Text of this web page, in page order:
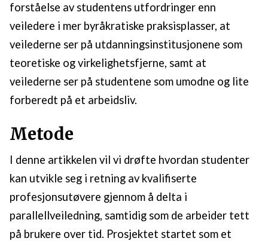
forståelse av studentens utfordringer enn
veiledere i mer byråkratiske praksisplasser, at
veilederne ser på utdanningsinstitusjonene som
teoretiske og virkelighetsfjerne, samt at
veilederne ser på studentene som umodne og lite
forberedt på et arbeidsliv.
Metode
I denne artikkelen vil vi drøfte hvordan studenter
kan utvikle seg i retning av kvalifiserte
profesjonsutøvere gjennom å delta i
parallellveiledning, samtidig som de arbeider tett
på brukere over tid. Prosjektet startet som et